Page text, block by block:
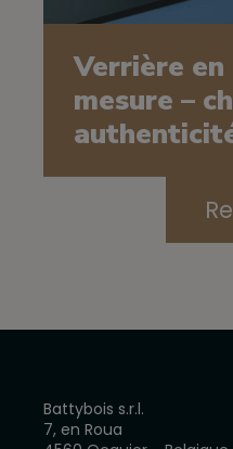
Verrière en
mesure –
Battybois s.r.l.
7, en Roua